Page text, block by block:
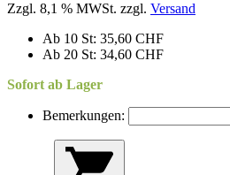
Zzgl. 8,1 % MWSt. zzgl. Versand
Ab 10 St: 35,60 CHF
Ab 20 St: 34,60 CHF
Sofort ab Lager
Bemerkungen: